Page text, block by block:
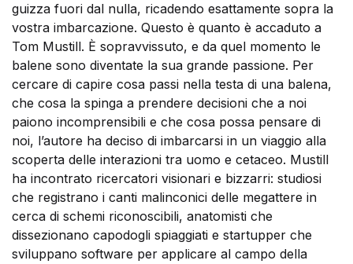
guizza fuori dal nulla, ricadendo esattamente sopra la
vostra imbarcazione. Questo è quanto è accaduto a
Tom Mustill. È sopravvissuto, e da quel momento le
balene sono diventate la sua grande passione. Per
cercare di capire cosa passi nella testa di una balena,
che cosa la spinga a prendere decisioni che a noi
paiono incomprensibili e che cosa possa pensare di
noi, l’autore ha deciso di imbarcarsi in un viaggio alla
scoperta delle interazioni tra uomo e cetaceo. Mustill
ha incontrato ricercatori visionari e bizzarri: studiosi
che registrano i canti malinconici delle megattere in
cerca di schemi riconoscibili, anatomisti che
dissezionano capodogli spiaggiati e startupper che
sviluppano software per applicare al campo della